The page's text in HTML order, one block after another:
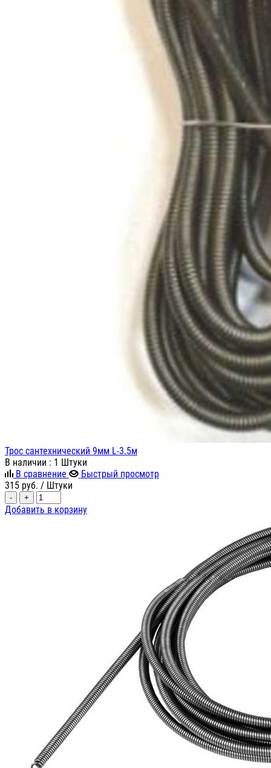
Трос сантехнический 9мм L-3.5м
В наличии : 1 Штуки
В сравнение
Быстрый просмотр
315 руб. / Штуки
- +
Добавить в корзину